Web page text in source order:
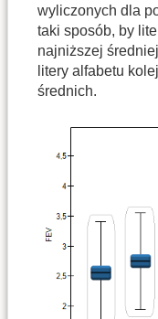
wyliczonych dla
taki sposób, by
najniższej
litery alfabetu
średnich.